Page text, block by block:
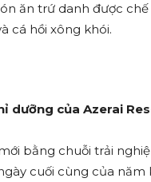
ăn trứ danh được
cá hồi xông khói.
dưỡng của Azerai
bằng chuỗi trải
cuối cùng của